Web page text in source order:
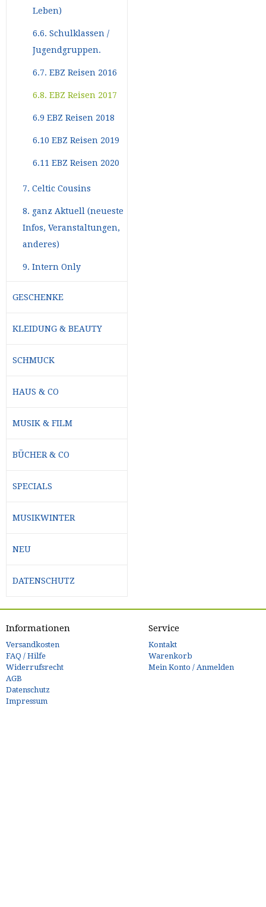
Leben)
6.6. Schulklassen /
Jugendgruppen.
6.7. EBZ Reisen 2016
6.8. EBZ Reisen 2017
6.9 EBZ Reisen 2018
6.10 EBZ Reisen 2019
6.11 EBZ Reisen 2020
7. Celtic Cousins
8. ganz Aktuell (neueste
Infos, Veranstaltungen,
anderes)
9. Intern Only
GESCHENKE
KLEIDUNG & BEAUTY
SCHMUCK
HAUS & CO
MUSIK & FILM
BÜCHER & CO
SPECIALS
MUSIKWINTER
NEU
DATENSCHUTZ
Informationen
Versandkosten
FAQ / Hilfe
Widerrufsrecht
AGB
Datenschutz
Impressum
Service
Kontakt
Warenkorb
Mein Konto / Anmelden